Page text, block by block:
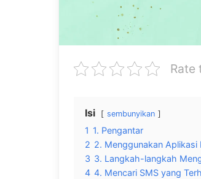
Rate
Isi sembunyikan
1 1. Pengantar
2 2. Menggunakan Aplikasi
3 3. Langkah-langkah
4 4. Mencari SMS yang